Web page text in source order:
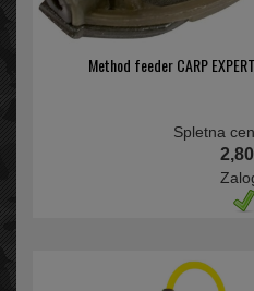
Method feeder CARP
Spletna